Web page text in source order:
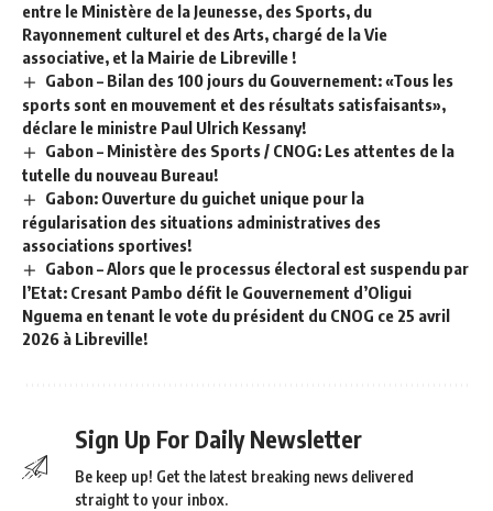
entre le Ministère de la Jeunesse, des Sports, du
Rayonnement culturel et des Arts, chargé de la Vie
associative, et la Mairie de Libreville !
Gabon – Bilan des 100 jours du Gouvernement: «Tous les
sports sont en mouvement et des résultats satisfaisants»,
déclare le ministre Paul Ulrich Kessany!
Gabon – Ministère des Sports / CNOG: Les attentes de la
tutelle du nouveau Bureau!
Gabon: Ouverture du guichet unique pour la
régularisation des situations administratives des
associations sportives!
Gabon – Alors que le processus électoral est suspendu par
l’Etat: Cresant Pambo défit le Gouvernement d’Oligui
Nguema en tenant le vote du président du CNOG ce 25 avril
2026 à Libreville!
Sign Up For Daily Newsletter
Be keep up! Get the latest breaking news delivered
straight to your inbox.